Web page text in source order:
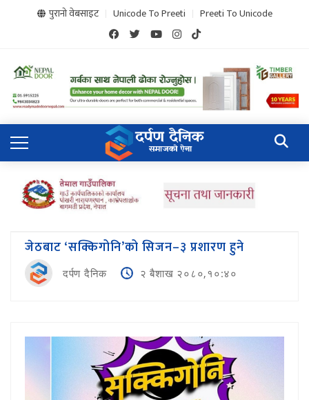
पुरानो वेबसाइट Unicode To Preeti Preeti To Unicode
जेठबाट ‘सक्किगोनि’को सिजन–३ प्रशारण हुने
दर्पण दैनिक २ बैशाख २०८०,१०:४०